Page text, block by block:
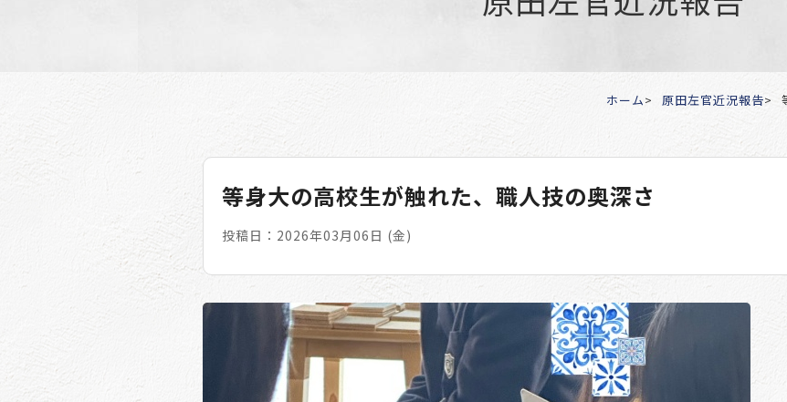
ホーム 原田左官近況報告
等身大の高校生が触れた、職人技の奥深さ
投稿日：2026年03月06日 (金)